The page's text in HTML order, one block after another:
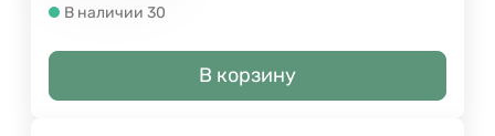
В наличии 30
В корзину